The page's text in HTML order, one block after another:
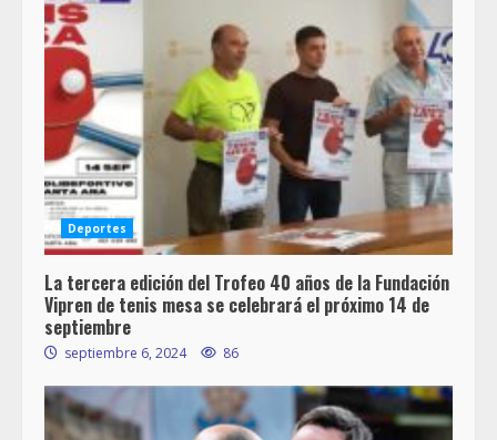
Deportes
La tercera edición del Trofeo 40 años de la Fundación
Vipren de tenis mesa se celebrará el próximo 14 de
septiembre
septiembre 6, 2024 86